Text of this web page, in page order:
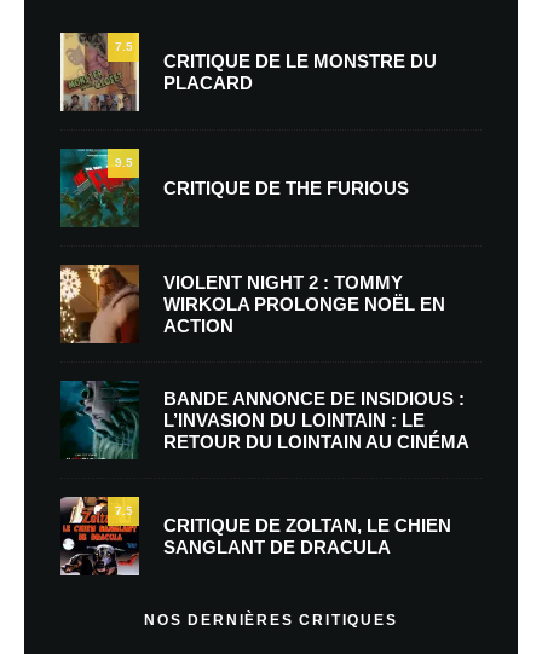
7.5
CRITIQUE DE LE MONSTRE DU
PLACARD
9.5
CRITIQUE DE THE FURIOUS
VIOLENT NIGHT 2 : TOMMY
WIRKOLA PROLONGE NOËL EN
ACTION
BANDE ANNONCE DE INSIDIOUS :
L’INVASION DU LOINTAIN : LE
RETOUR DU LOINTAIN AU CINÉMA
7.5
CRITIQUE DE ZOLTAN, LE CHIEN
SANGLANT DE DRACULA
NOS DERNIÈRES CRITIQUES